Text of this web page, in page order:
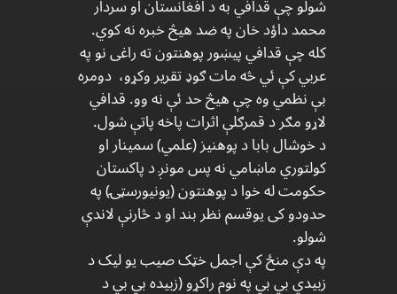
شولو چې قدافي به د افغانستان او سردار
محمد داؤد خان په ضد هیڅ خبره نه کوي.
کله چې قدافي پیښور پوهنتون ته راغی نو په
عربي کې ئي څه مات ګوډ تقریر وکړو، دومره
بې نظمي وه چې هیڅ حد ئې نه وو. قدافي
لاړو مګر د قمرګلې اثرات پاخه پاتې شول.
د خوشال بابا د پوهنیز (علمي) سمینار او
کولتوري ماښامي نه پس مونږ د پاکستان
حکومت له خوا د پوهنتون (یونیورسټۍ) په
حدودو کی یوقسم نظر بند او د څارنې لاندې
شولو.
په دې منځ کې اجمل خټک صیب یو لیک د
زبیدي بي بي په نوم راکړو (زبیده بي بي د